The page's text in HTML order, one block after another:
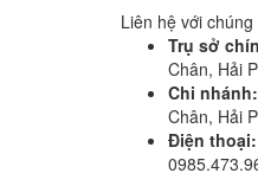
Liên hệ với chúng
Trụ sở
Chân, Hải
Chi nhánh:
Chân, Hải
Điện thoại: